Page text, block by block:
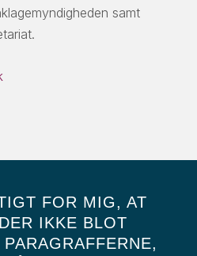
samt
FOR MIG, AT
IKKE BLOT